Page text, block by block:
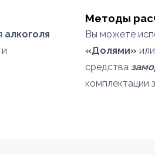
алкоголя
Методы
Вы можете
«Долями» или
средства
комплектации